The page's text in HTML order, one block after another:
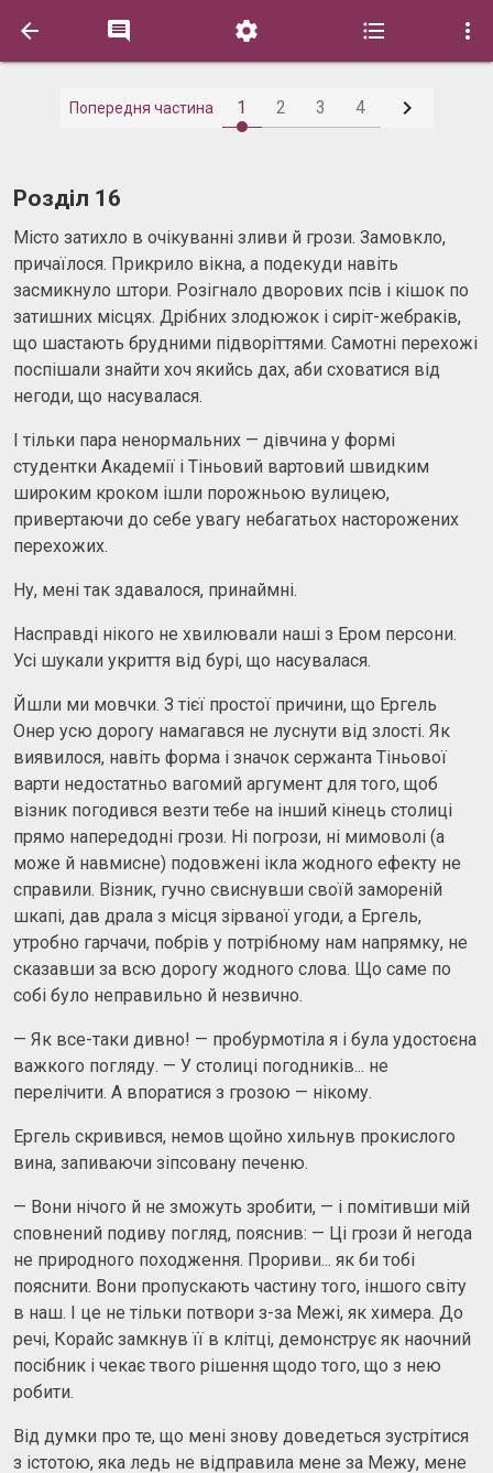
    
Попередня частина 1 2 3 4 
Розділ 16
Місто затихло в очікуванні зливи й грози. Замовкло,
причаїлося. Прикрило вікна, а подекуди навіть
засмикнуло штори. Розігнало дворових псів і кішок по
затишних місцях. Дрібних злодюжок і сиріт-жебраків,
що шастають брудними підворіттями. Самотні перехожі
поспішали знайти хоч якийсь дах, аби сховатися від
негоди, що насувалася.
І тільки пара ненормальних — дівчина у формі
студентки Академії і Тіньовий вартовий швидким
широким кроком ішли порожньою вулицею,
привертаючи до себе увагу небагатьох насторожених
перехожих.
Ну, мені так здавалося, принаймні.
Насправді нікого не хвилювали наші з Ером персони.
Усі шукали укриття від бурі, що насувалася.
Йшли ми мовчки. З тієї простої причини, що Ергель
Онер усю дорогу намагався не луснути від злості. Як
виявилося, навіть форма і значок сержанта Тіньової
варти недостатньо вагомий аргумент для того, щоб
візник погодився везти тебе на інший кінець столиці
прямо напередодні грози. Ні погрози, ні мимоволі (а
може й навмисне) подовжені ікла жодного ефекту не
справили. Візник, гучно свиснувши своїй замореній
шкапі, дав драла з місця зірваної угоди, а Ергель,
утробно гарчачи, побрів у потрібному нам напрямку, не
сказавши за всю дорогу жодного слова. Що саме по
собі було неправильно й незвично.
— Як все-таки дивно! — пробурмотіла я і була удостоєна
важкого погляду. — У столиці погодників... не
перелічити. А впоратися з грозою — нікому.
Ергель скривився, немов щойно хильнув прокислого
вина, запиваючи зіпсовану печеню.
— Вони нічого й не зможуть зробити, — і помітивши мій
сповнений подиву погляд, пояснив: — Ці грози й негода
не природного походження. Прориви... як би тобі
пояснити. Вони пропускають частину того, іншого світу
в наш. І це не тільки потвори з-за Межі, як химера. До
речі, Корайс замкнув її в клітці, демонструє як наочний
посібник і чекає твого рішення щодо того, що з нею
робити.
Від думки про те, що мені знову доведеться зустрітися
з істотою, яка ледь не відправила мене за Межу, мене